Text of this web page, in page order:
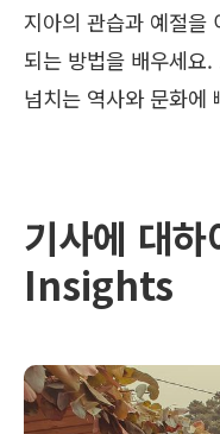
지아의 관습과 예절을
되는 방법을 배우세요
넘치는 역사와 문화에
기사에 대
Insights